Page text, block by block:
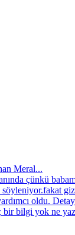
Meral...
çünkü
oldu.
bilgi yok ne